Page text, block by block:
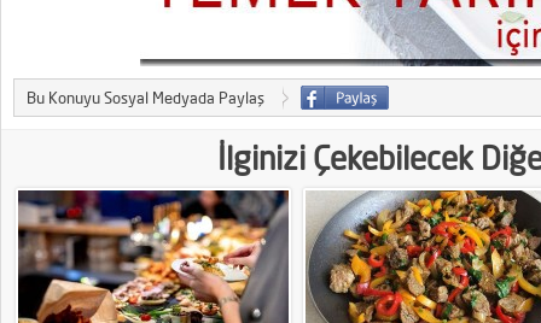
Bu Konuyu Sosyal Medyada Paylaş
İlginizi Çekebilecek